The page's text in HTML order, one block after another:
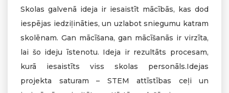
Skolas galvenā ideja ir iesaistīt mācībās, kas dod
iespējas iedziļināties, un uzlabot sniegumu katram
skolēnam. Gan mācīšana, gan mācīšanās ir virzīta,
lai šo ideju īstenotu. Ideja ir rezultāts procesam,
kurā iesaistīts viss skolas personāls.Idejas
projekta saturam – STEM attīstības ceļi un